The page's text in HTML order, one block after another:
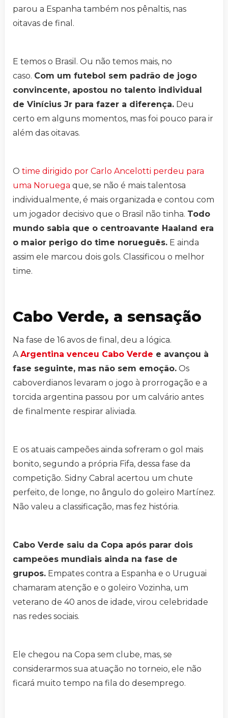
parou a Espanha também nos pênaltis, nas
oitavas de final.
E temos o Brasil. Ou não temos mais, no
caso. Com um futebol sem padrão de jogo
convincente, apostou no talento individual
de Vinícius Jr para fazer a diferença. Deu
certo em alguns momentos, mas foi pouco para ir
além das oitavas.
O time dirigido por Carlo Ancelotti perdeu para
uma Noruega que, se não é mais talentosa
individualmente, é mais organizada e contou com
um jogador decisivo que o Brasil não tinha. Todo
mundo sabia que o centroavante Haaland era
o maior perigo do time norueguês. E ainda
assim ele marcou dois gols. Classificou o melhor
time.
Cabo Verde, a sensação
Na fase de 16 avos de final, deu a lógica.
AArgentina venceu Cabo Verde e avançou à
fase seguinte, mas não sem emoção. Os
caboverdianos levaram o jogo à prorrogação e a
torcida argentina passou por um calvário antes
de finalmente respirar aliviada.
E os atuais campeões ainda sofreram o gol mais
bonito, segundo a própria Fifa, dessa fase da
competição. Sidny Cabral acertou um chute
perfeito, de longe, no ângulo do goleiro Martínez.
Não valeu a classificação, mas fez história.
Cabo Verde saiu da Copa após parar dois
campeões mundiais ainda na fase de
grupos. Empates contra a Espanha e o Uruguai
chamaram atenção e o goleiro Vozinha, um
veterano de 40 anos de idade, virou celebridade
nas redes sociais.
Ele chegou na Copa sem clube, mas, se
considerarmos sua atuação no torneio, ele não
ficará muito tempo na fila do desemprego.